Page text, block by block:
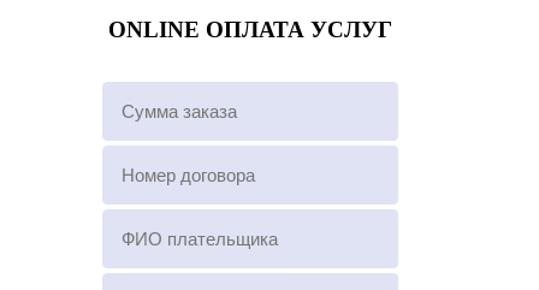
ONLINE ОПЛАТА УСЛУГ